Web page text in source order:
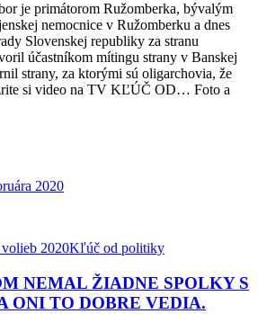
je primátorom Ružomberka, bývalým
nemocnice v Ružomberku a dnes
Slovenskej republiky za stranu
účastníkom mítingu strany v Banskej
strany, za ktorými sú oligarchovia, že
si video na TV KĽÚČ OD… Foto a
2020
2020Kľúč od politiky
NEMAL ŽIADNE SPOLKY S
ONI TO DOBRE VEDIA.